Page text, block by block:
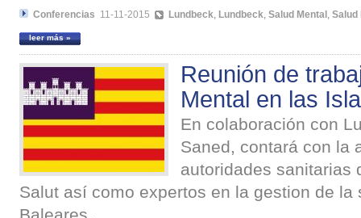
Conferencias 11-11-2015 Lundbeck, Lundbeck, Salud Mental , Salud
leer más »
Reunión de
Mental en las
En colaboración con
Saned, contará con la
autoridades sanitarias
Salut así como expertos en la gestion de